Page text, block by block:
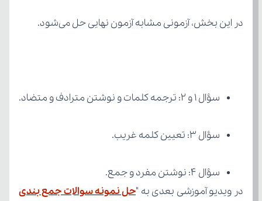
در این بخش، آزمونی مشابه آزمون نهایی حل می‌شود.
سؤال ۱ و ۲: ترجمه کلمات و نوشتن مترادف و متضاد.
سؤال ۳: تعیین کلمه غریب.
سؤال ۴: نوشتن مفرد و جمع.
در ویدیو آموزشی بعدی به "